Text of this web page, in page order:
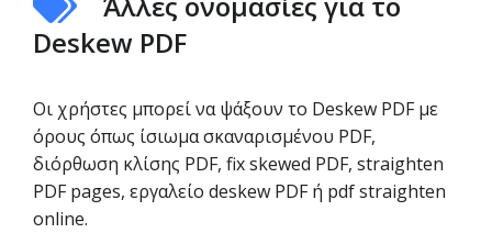
Deskew PDF
Οι χρήστες μπορεί να ψάξουν το Deskew PDF με
όρους όπως ίσιωμα σκαναρισμένου PDF,
διόρθωση κλίσης PDF, fix skewed PDF, straighten
PDF pages, εργαλείο deskew PDF ή pdf straighten
online.